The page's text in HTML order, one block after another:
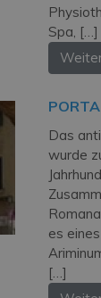
Spa, […]
Das
wurde
es
[…]